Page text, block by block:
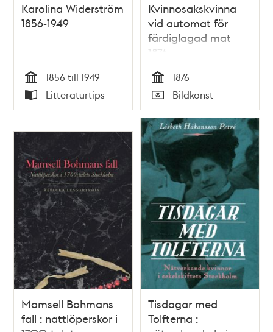
Karolina Widerström
1856-1949
Tid
1856 till 1949
Typ
Litteraturtips
Kvinnosakskvinna
vid automat för
färdiglagad mat
1876
Tid
1876
Typ
Bildkonst
Mamsell Bohmans
fall : nattlöperskor i
Tisdagar med
Tolfterna :